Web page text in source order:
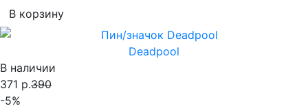
В корзину
Deadpool
В наличии
371 р.390
-5%